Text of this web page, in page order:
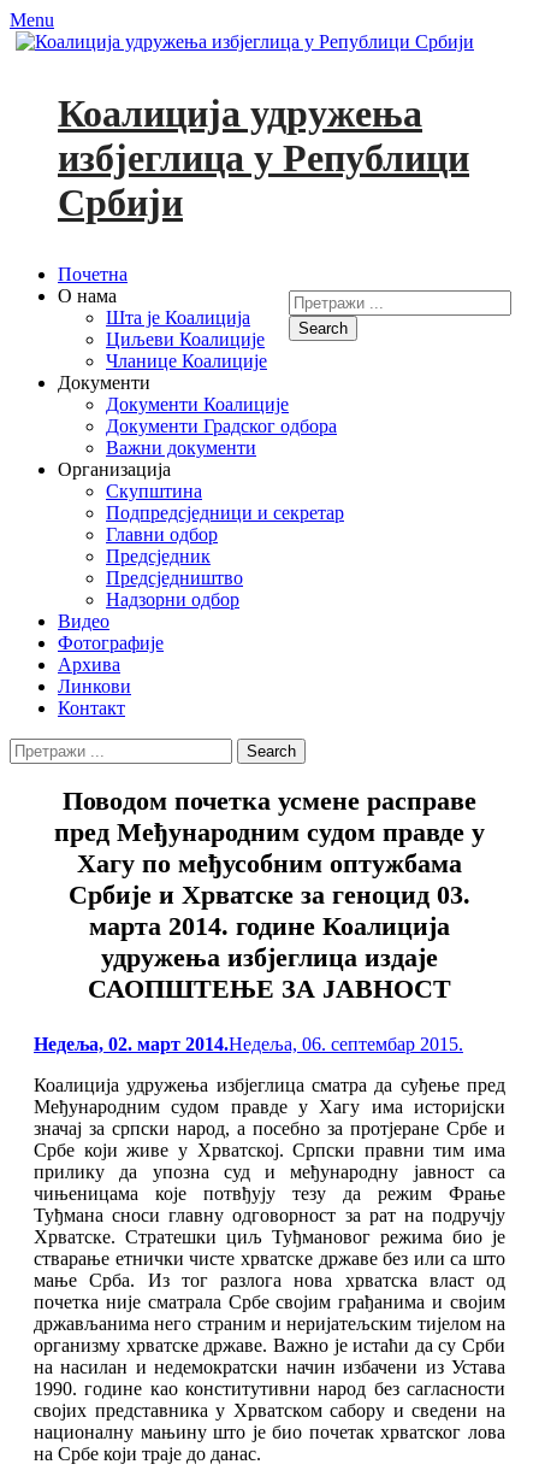
Menu
Коалиција удружења
избјеглица у Републици
Србији
Search
for:
Primary
Menu
Skip
Почетна
О нама
Шта је Коалиција
Циљеви Коалиције
Чланице Коалиције
Документи
Документи Коалиције
Документи Градског одбора
Важни документи
Организација
Скупштина
Подпредсједници и секретар
Главни одбор
Предсједник
Предсједништво
Надзорни одбор
Видео
Фотографије
Архива
Линкови
Контакт
Search
Search
for:
Повoдом почетка усмене расправе
пред Међународним судом правде у
Хагу по међусобним оптужбама
Србије и Хрватске за геноцид 03.
марта 2014. године Коалиција
удружења избјеглица издаје
САОПШТЕЊЕ ЗА ЈАВНОСТ
Posted
Недеља, 02. март 2014.Недеља, 06. септембар 2015.
Коалиција удружења избјеглица сматра да суђење пред
Међународним судом правде у Хагу има историјски
значај за српски народ, а посебно за протјеране Србе и
Србе који живе у Хрватској. Српски правни тим има
прилику да упозна суд и међународну јавност са
чињеницама које потвђују тезу да режим Фрање
Туђмана сноси главну одговорност за рат на подручју
Хрватске. Стратешки циљ Туђмановог режима био је
стварање етнички чисте хрватске државе без или са што
мање Срба. Из тог разлога нова хрватска власт од
почетка није сматрала Србе својим грађанима и својим
држављанима него страним и неријатељским тијелом на
организму хрватске државе. Важно је истаћи да су Срби
на насилан и недемократски начин избачени из Устава
1990. године као конститутивни народ без сагласности
својих представника у Хрватском сабору и сведени на
националну мањину што је био почетак хрватског лова
на Србе који траје до данас.